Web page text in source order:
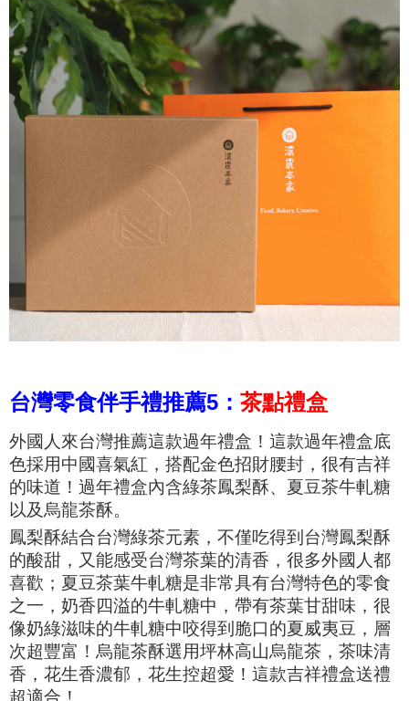
台灣零食伴手禮推薦5： 茶點禮盒
外國人來台灣推薦這款過年禮盒！這款過年禮盒底
色採用中國喜氣紅，搭配金色招財腰封，很有吉祥
的味道！過年禮盒內含綠茶鳳梨酥、夏豆茶牛軋糖
以及烏龍茶酥。
鳳梨酥結合台灣綠茶元素，不僅吃得到台灣鳳梨酥
的酸甜，又能感受台灣茶葉的清香，很多外國人都
喜歡；夏豆茶葉牛軋糖是非常具有台灣特色的零食
之一， 奶香四溢的牛軋糖中，帶有茶葉甘甜味，很
像奶綠滋味的牛軋糖中咬得到脆口的夏威夷豆，層
次超豐富！烏龍茶酥選用坪林高山烏龍茶，茶味清
香，花生香濃郁，花生控超愛！這款吉祥禮盒送禮
超適合！